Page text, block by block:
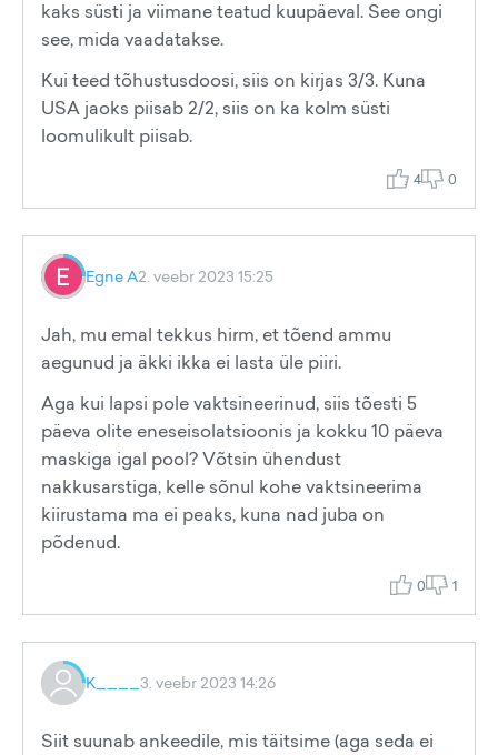
kaks süsti ja viimane teatud kuupäeval. See ongi
see, mida vaadatakse.
Kui teed tõhustusdoosi, siis on kirjas 3/3. Kuna
USA jaoks piisab 2/2, siis on ka kolm süsti
loomulikult piisab.
4 0
Egne A2. veebr 2023 15:25
Jah, mu emal tekkus hirm, et tõend ammu
aegunud ja äkki ikka ei lasta üle piiri.
Aga kui lapsi pole vaktsineerinud, siis tõesti 5
päeva olite eneseisolatsioonis ja kokku 10 päeva
maskiga igal pool? Võtsin ühendust
nakkusarstiga, kelle sõnul kohe vaktsineerima
kiirustama ma ei peaks, kuna nad juba on
põdenud.
0 1
K____ 3. veebr 2023 14:26
Siit suunab ankeedile, mis täitsime (aga seda ei